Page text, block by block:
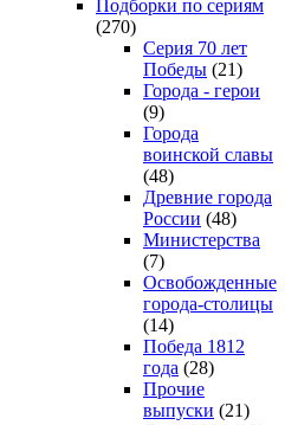
Подборки по сериям
(270)
Серия 70 лет
Победы (21)
Города - герои
(9)
Города
воинской славы
(48)
Древние города
России (48)
Министерства
(7)
Освобожденные
города-столицы
(14)
Победа 1812
года (28)
Прочие
выпуски (21)